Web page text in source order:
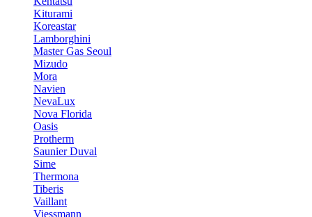
Kiturami
Koreastar
Lamborghini
Master Gas Seoul
Mizudo
Mora
Navien
NevaLux
Nova Florida
Oasis
Protherm
Saunier Duval
Sime
Thermona
Tiberis
Vaillant
Viessmann